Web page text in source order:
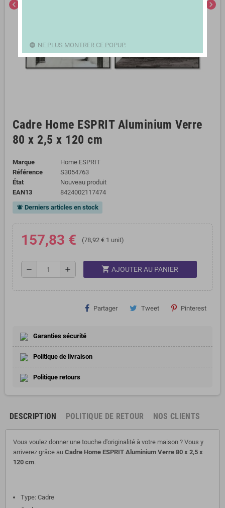
chevron_left chevron_right
Cadre Home ESPRIT Aluminium Verre
80 x 2,5 x 120 cm
Marque
Home ESPRIT
Référence
S3054763
État
Nouveau produit
EAN13
8424002117474
notifications_active Derniers articles en stock
157,83 € (78,92 € 1 unit)
remove add shopping_cart AJOUTER AU PANIER
Partager Tweet Pinterest
Garanties sécurité
Politique de livraison
Politique retours
DESCRIPTION POLITIQUE DE RETOUR NOS CLIENTS
Vous voulez donner une touche d'originalité à votre maison ? Vous y
arriverez grâce au Cadre Home ESPRIT Aluminium Verre 80 x 2,5 x
120 cm.
Type: Cadre
NE PLUS MONTRER CE POPUP.